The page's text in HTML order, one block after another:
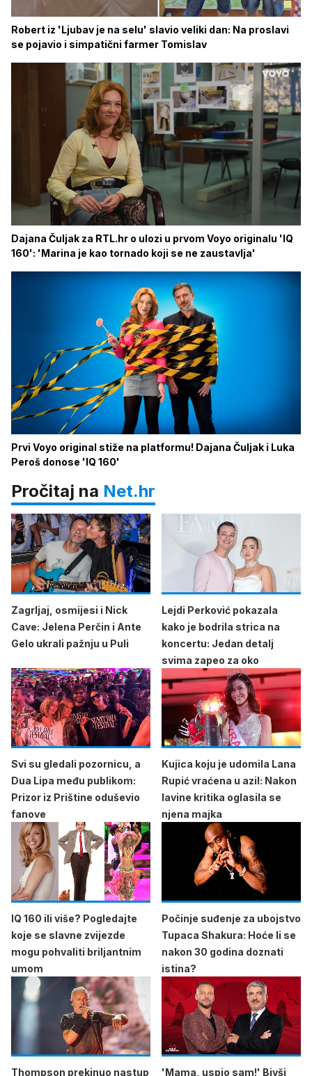
Robert iz 'Ljubav je na selu' slavio veliki dan: Na proslavi
se pojavio i simpatični farmer Tomislav
Dajana Čuljak za RTL.hr o ulozi u prvom Voyo originalu 'IQ
160': 'Marina je kao tornado koji se ne zaustavlja'
Prvi Voyo original stiže na platformu! Dajana Čuljak i Luka
Peroš donose 'IQ 160'
Pročitaj na Net.hr
Zagrljaj, osmijesi i Nick
Cave: Jelena Perčin i Ante
Gelo ukrali pažnju u Puli
Lejdi Perković pokazala
kako je bodrila strica na
koncertu: Jedan detalj
svima zapeo za oko
Svi su gledali pozornicu, a
Dua Lipa među publikom:
Prizor iz Prištine oduševio
fanove
Kujica koju je udomila Lana
Rupić vraćena u azil: Nakon
lavine kritika oglasila se
njena majka
IQ 160 ili više? Pogledajte
koje se slavne zvijezde
mogu pohvaliti briljantnim
umom
Počinje suđenje za ubojstvo
Tupaca Shakura: Hoće li se
nakon 30 godina doznati
istina?
Thompson prekinuo nastup 'Mama, uspio sam!' Bivši